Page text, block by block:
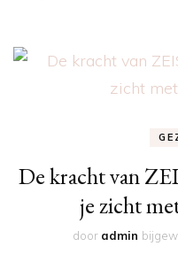
De kracht van
je zicht
door admin